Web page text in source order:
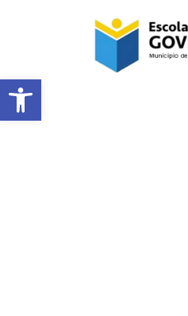
Abrir barra de ferramentas